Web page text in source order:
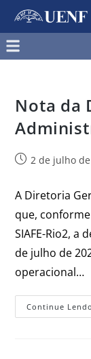
Nota da
2 de julho
A Diretoria
que,
SIAFE-Rio2, a
de julho de
operacional…
Continue Lendo